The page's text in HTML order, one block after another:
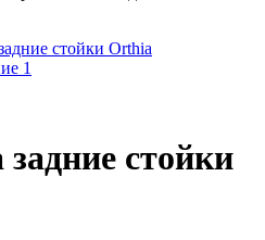
стойки